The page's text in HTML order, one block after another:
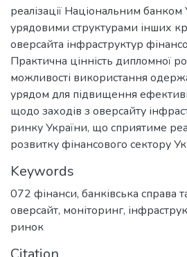
реалізації Національним банком
урядовими структурами інших
оверсайта інфраструктур
Практична цінність дипломної
можливості використання
урядом для підвищення
щодо заходів з оверсайту
ринку України, що сприятиме
розвитку фінансового сектору
Keywords
072 фінанси, банківська справа
оверсайт, моніторинг,
ринок